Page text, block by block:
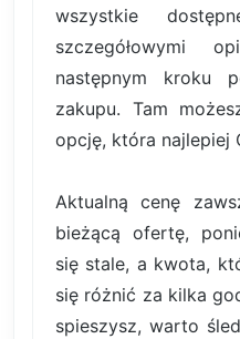
wszystkie
szczegółowymi
następnym kroku
zakupu. Tam
opcję, która najlepiej
Aktualną cenę
bieżącą ofertę,
się stale, a kwota,
się różnić za kilka
spieszysz, warto